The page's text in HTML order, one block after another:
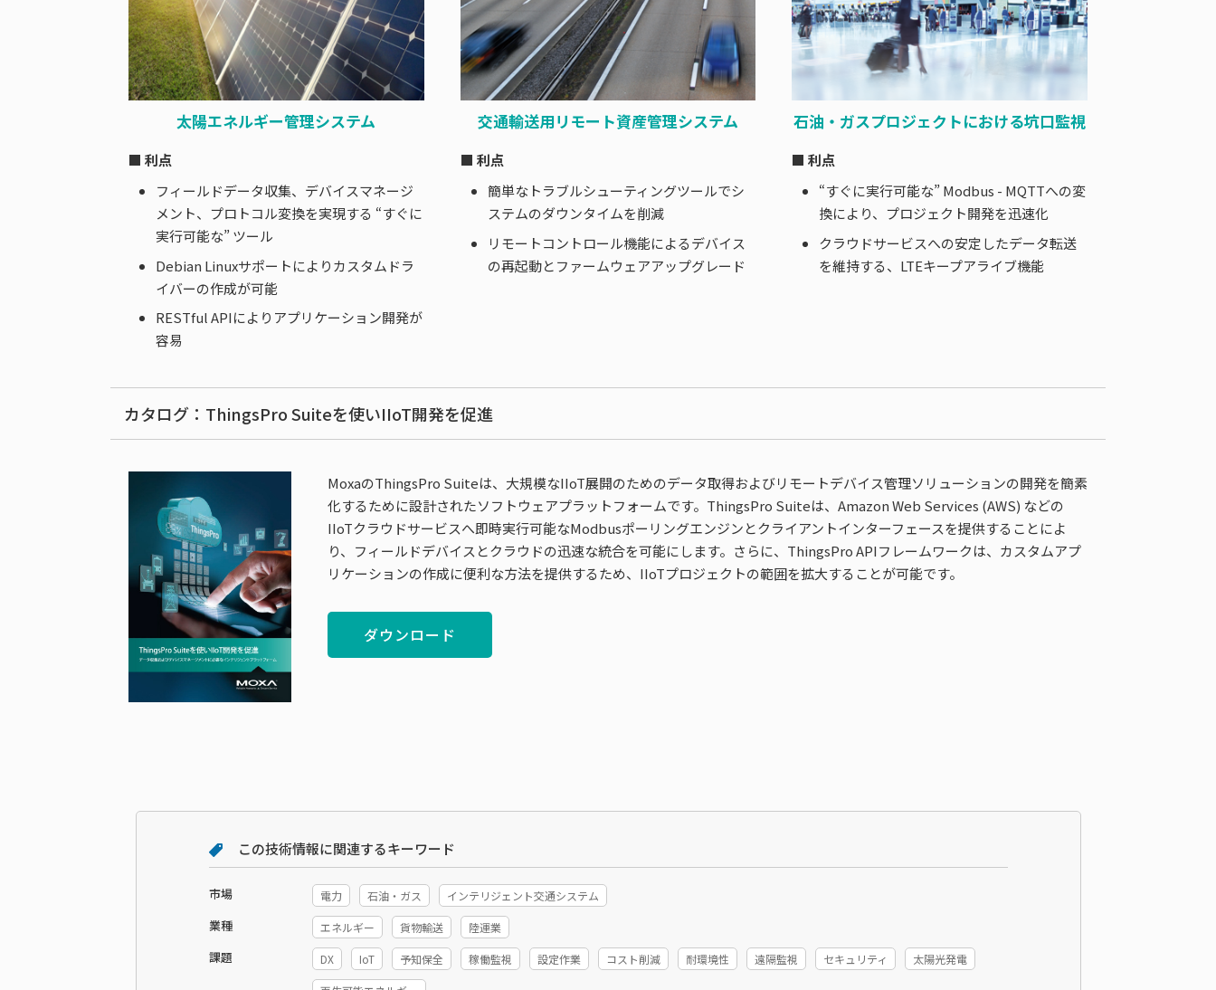
太陽エネルギー管理システム
■ 利点
フィールドデータ収集、デバイスマネージ
メント、プロトコル変換を実現する “すぐに
実行可能な” ツール
Debian Linuxサポートによりカスタムドラ
イバーの作成が可能
RESTful APIによりアプリケーション開発が
容易
交通輸送用リモート資産管理システム
■ 利点
簡単なトラブルシューティングツールでシ
ステムのダウンタイムを削減
リモートコントロール機能によるデバイス
の再起動とファームウェアアップグレード
石油・ガスプロジェクトにおける坑口監視
■ 利点
“すぐに実行可能な” Modbus - MQTTへの変
換により、プロジェクト開発を迅速化
クラウドサービスへの安定したデータ転送
を維持する、LTEキープアライブ機能
カタログ：ThingsPro Suiteを使いIIoT開発を促進
MoxaのThingsPro Suiteは、大規模なIIoT展開のためのデータ取得およびリモートデバイス管理ソリューションの開発を簡素
化するために設計されたソフトウェアプラットフォームです。ThingsPro Suiteは、Amazon Web Services (AWS) などの
IIoTクラウドサービスへ即時実行可能なModbusポーリングエンジンとクライアントインターフェースを提供することによ
り、フィールドデバイスとクラウドの迅速な統合を可能にします。さらに、ThingsPro APIフレームワークは、カスタムアプ
リケーションの作成に便利な方法を提供するため、IIoTプロジェクトの範囲を拡大することが可能です。
ダウンロード
この技術情報に関連するキーワード
市場 電力 石油・ガス インテリジェント交通システム
業種 エネルギー 貨物輸送 陸運業
課題 DX IoT 予知保全 稼働監視 設定作業 コスト削減 耐環境性 遠隔監視 セキュリティ 太陽光発電